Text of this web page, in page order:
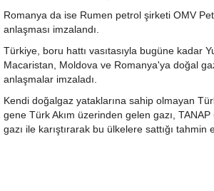
Romanya da ise Rumen petrol şirketi OMV
anlaşması imzalandı.
Türkiye, boru hattı vasıtasıyla bugüne kadar
Macaristan, Moldova ve Romanya'ya doğal
anlaşmalar imzaladı.
Kendi doğalgaz yataklarına sahip olmayan
gene Türk Akım üzerinden gelen gazı,
gazı ile karıştırarak bu ülkelere sattığı tahmin